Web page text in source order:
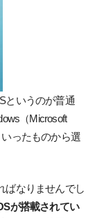
というのが普通
（Microsoft
いったものから選
ばなりませんでし
が搭載されてい